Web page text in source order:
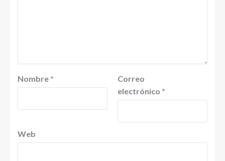
Nombre *
Correo
electrónico *
Web